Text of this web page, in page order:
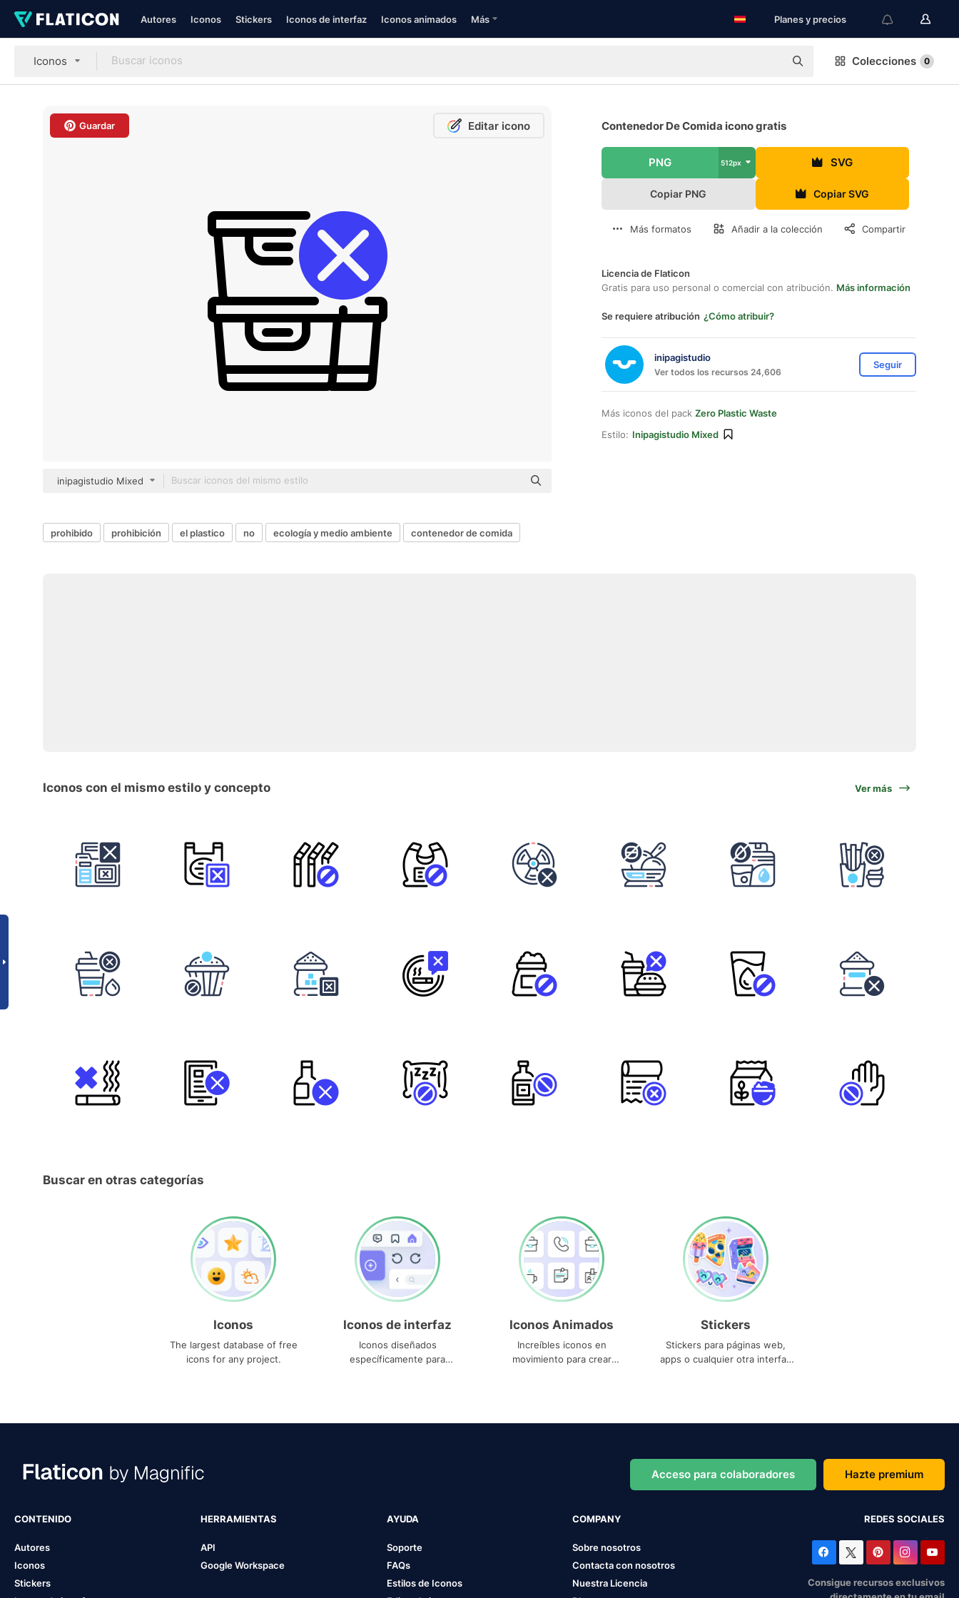
Autores Iconos Stickers Iconos de interfaz Iconos animados Más Planes y precios
Iconos Colecciones 0
Guardar Editar icono
inipagistudio Mixed
Contenedor De Comida icono gratis
PNG 512px SVG
Copiar PNG Copiar SVG
Más formatos Añadir a la colección Compartir
Licencia de Flaticon
Gratis para uso personal o comercial con atribución. Más información
Se requiere atribución ¿Cómo atribuir?
inipagistudio
Ver todos los recursos 24,606
Seguir
Más iconos del pack Zero Plastic Waste
Estilo: Inipagistudio Mixed
prohibido prohibición el plastico no ecología y medio ambiente contenedor de comida
Iconos con el mismo estilo y concepto Ver más
Buscar en otras categorías
Iconos
The largest database of free
icons for any project.
Iconos de interfaz
Iconos diseñados
específicamente para
Iconos Animados
Increíbles iconos en
movimiento para crear
Stickers
Stickers para páginas web,
apps o cualquier otra interfaz
Acceso para colaboradores Hazte premium
CONTENIDO
Autores
Iconos
Stickers
HERRAMIENTAS
API
Google Workspace
AYUDA
Soporte
FAQs
Estilos de Iconos
COMPANY
Sobre nosotros
Contacta con nosotros
Nuestra Licencia
REDES SOCIALES
Consigue recursos exclusivos